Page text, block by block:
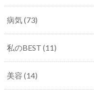
病気(73)
私のBEST (11)
美容 (14)